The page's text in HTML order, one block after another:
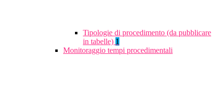
Tipologie di procedimento (da pubblicare
in tabelle) 1
Monitoraggio tempi procedimentali